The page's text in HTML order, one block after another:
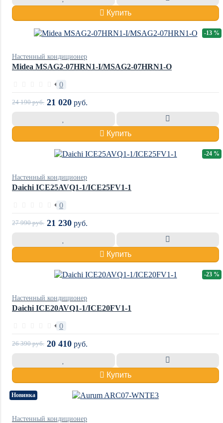
Купить
Настенный кондиционер
Midea MSAG2-07HRN1-I/MSAG2-07HRN1-O
0
-13 %
24 190руб. 21 020 руб.
Купить
Настенный кондиционер
Daichi ICE25AVQ1-1/ICE25FV1-1
0
-24 %
27 990руб. 21 230 руб.
Купить
Настенный кондиционер
Daichi ICE20AVQ1-1/ICE20FV1-1
0
-23 %
26 390руб. 20 410 руб.
Купить
Новинка
Настенный кондиционер